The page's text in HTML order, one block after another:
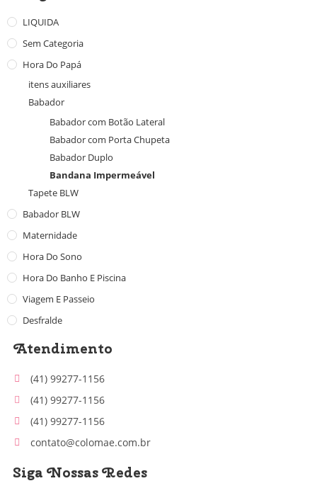
LIQUIDA
Sem Categoria
Hora Do Papá
itens auxiliares
Babador
Babador com Botão Lateral
Babador com Porta Chupeta
Babador Duplo
Bandana Impermeável
Tapete BLW
Babador BLW
Maternidade
Hora Do Sono
Hora Do Banho E Piscina
Viagem E Passeio
Desfralde
Atendimento
(41) 99277-1156
(41) 99277-1156
(41) 99277-1156
contato@colomae.com.br
Siga Nossas Redes